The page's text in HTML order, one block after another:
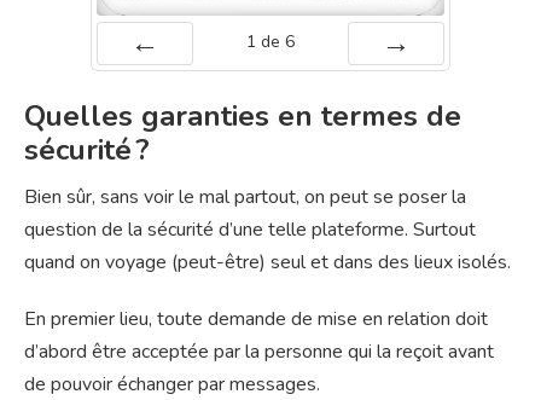
1 de 6
Quelles garanties en termes de
sécurité ?
Bien sûr, sans voir le mal partout, on peut se poser la
question de la sécurité d’une telle plateforme. Surtout
quand on voyage (peut-être) seul et dans des lieux isolés.
En premier lieu, toute demande de mise en relation doit
d’abord être acceptée par la personne qui la reçoit avant
de pouvoir échanger par messages.